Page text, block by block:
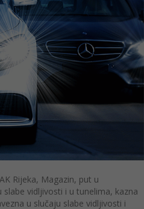
Rijeka, Magazin, put u
vidljivosti i u tunelima, kazna
u slučaju slabe vidljivosti i